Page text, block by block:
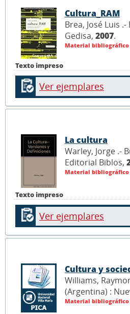
Texto impreso
Cultura_RAM
Brea, José Luis
Gedisa, 2007.
Material bibliográfico
Ver ejemplares
Texto impreso
La cultura
Warley, Jorge .-
Editorial Biblos,
Material bibliográfico
Ver ejemplares
Cultura y
Williams,
(Argentina) :
Material bibliográfico